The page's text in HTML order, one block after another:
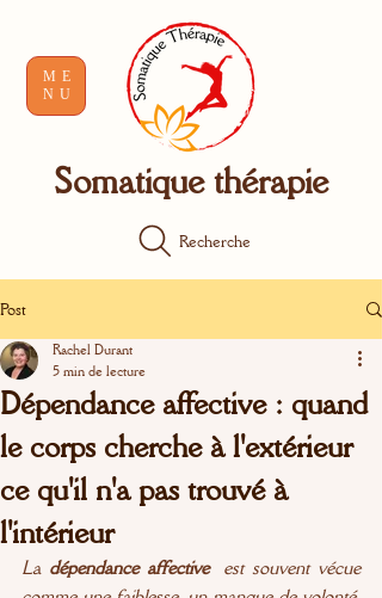
ME
NU
Somatique thérapie
Recherche
Post
Dépendance affective : quand
le corps cherche à l'extérieur
ce qu'il n'a pas trouvé à
l'intérieur
Rachel Durant
5 min de lecture
La dépendance affective est souvent vécue